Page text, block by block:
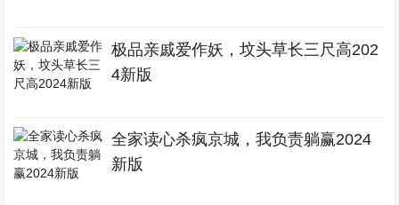
极品亲戚爱作妖，坟头草长三尺高202
4新版
全家读心杀疯京城，我负责躺赢2024
新版